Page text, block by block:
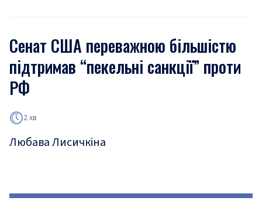
Сенат США переважною більшістю
підтримав “пекельні санкції” проти
РФ
2 хв
Любава Лисичкіна